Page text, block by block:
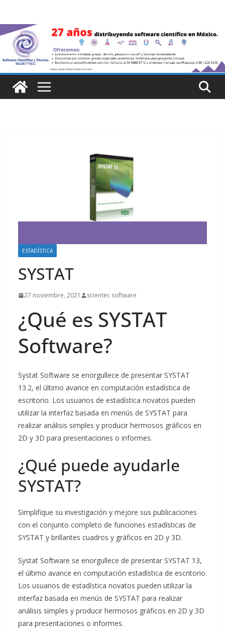
ESTADÍSTICA
SYSTAT
27 noviembre, 2021 scientec software
¿Qué es SYSTAT
Software?
Systat Software se enorgullece de presentar SYSTAT
13.2, el último avance en computación estadística de
escritorio. Los usuarios de estadística novatos pueden
utilizar la interfaz basada en menús de SYSTAT para
realizar análisis simples y producir hermosos gráficos en
2D y 3D para presentaciones o informes.
¿Qué puede ayudarle
SYSTAT?
Simplifique su investigación y mejore sus publicaciones
con el conjunto completo de funciones estadísticas de
SYSTAT y brillantes cuadros y gráficos en 2D y 3D.
Systat Software se enorgullece de presentar SYSTAT 13,
el último avance en computación estadística de escritorio.
Los usuarios de estadística novatos pueden utilizar la
interfaz basada en menús de SYSTAT para realizar
análisis simples y producir hermosos gráficos en 2D y 3D
para presentaciones o informes.